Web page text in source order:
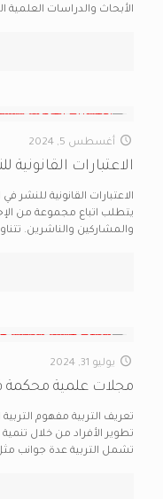
الأبحاث والدراسات العلمية
أغسطس 5, 2024
الاعتبارات
الاعتبارات القانونية للنشر
يتطلب اتباع مجموعة من
والمشاركين والناشرين.
يوليو 31, 2024
مجلات علمية محكمة
تعريف التربية مفهوم
تطوير الأفراد من خلال تنمية
تشمل التربية عدة جوانب